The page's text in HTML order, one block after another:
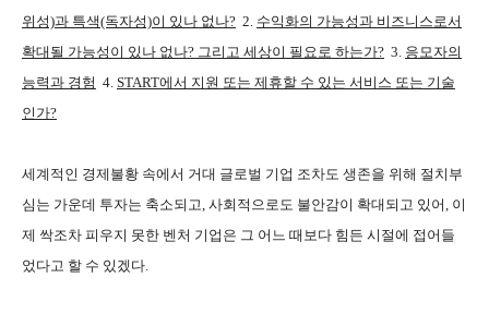
위성)과 특색(독자성)이 있나 없나? 2. 수익화의 가능성과 비즈니스로서
확대될 가능성이 있나 없나? 그리고 세상이 필요로 하는가? 3. 응모자의
능력과 경험 4. START에서 지원 또는 제휴할 수 있는 서비스 또는 기술
인가?
세계적인 경제불황 속에서 거대 글로벌 기업 조차도 생존을 위해 절치부
심는 가운데 투자는 축소되고, 사회적으로도 불안감이 확대되고 있어, 이
제 싹조차 피우지 못한 벤처 기업은 그 어느 때보다 힘든 시절에 접어들
었다고 할 수 있겠다.